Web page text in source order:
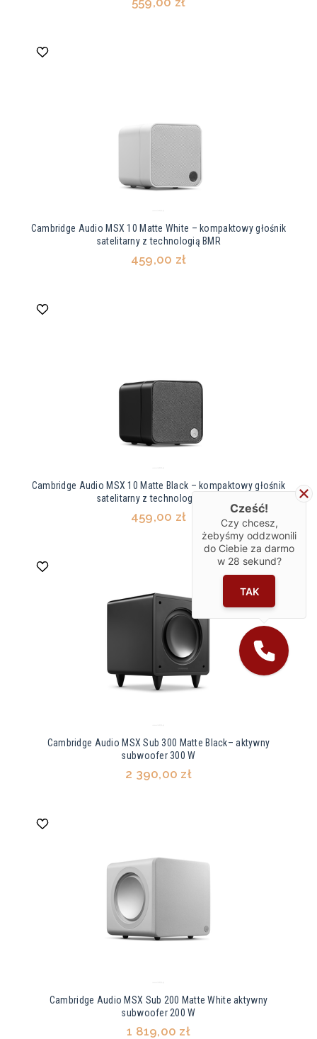
Cambridge Audio MSX 10 Matte White – kompaktowy głośnik
satelitarny z technologią BMR
459,00 zł
Cambridge Audio MSX 10 Matte Black – kompaktowy głośnik
satelitarny z technologią BMR
459,00 zł
Cambridge Audio MSX Sub 300 Matte Black– aktywny
subwoofer 300 W
2 390,00 zł
Cambridge Audio MSX Sub 200 Matte White aktywny
subwoofer 200 W
1 819,00 zł
Cześć!
Czy chcesz,
żebyśmy oddzwonili
do Ciebie za darmo
w 28 sekund?
TAK